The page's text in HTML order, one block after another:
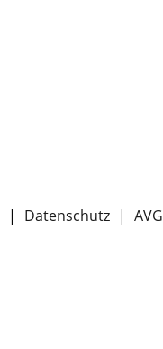
Datenschutz AVG